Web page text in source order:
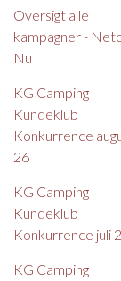
Oversigt alle
kampagner -
Nu
KG Camping
Kundeklub
Konkurrence
26
KG Camping
Kundeklub
Konkurrence juli
KG Camping